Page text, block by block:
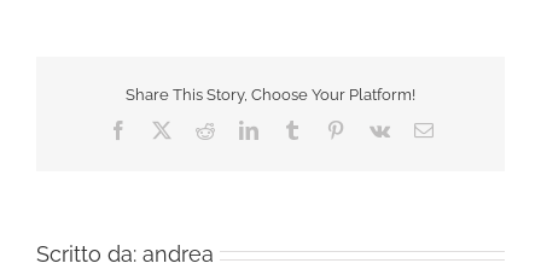
Share This Story, Choose Your Platform!
Facebook RedditLinkedInTumblr Pinterest
Vk Email
Scritto da: andrea